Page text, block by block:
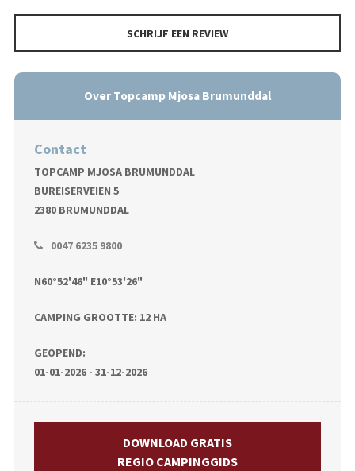
SCHRIJF EEN REVIEW
Over Topcamp Mjosa Brumunddal
Contact
TOPCAMP MJOSA BRUMUNDDAL
BUREISERVEIEN 5
2380 BRUMUNDDAL
0047 6235 9800
N60°52'46" E10°53'26"
CAMPING GROOTTE: 12 HA
GEOPEND:
01-01-2026 - 31-12-2026
DOWNLOAD GRATIS
REGIO CAMPINGGIDS